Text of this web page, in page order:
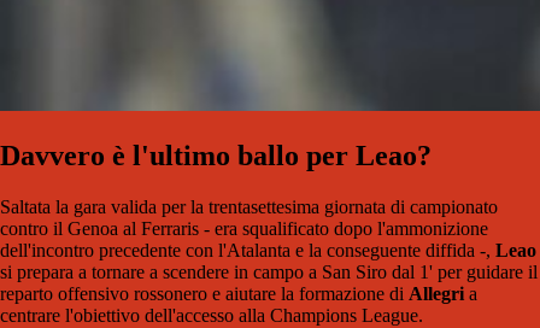
Davvero è l'ultimo ballo per Leao?
Saltata la gara valida per la trentasettesima giornata di campionato
contro il Genoa al Ferraris - era squalificato dopo l'ammonizione
dell'incontro precedente con l'Atalanta e la conseguente diffida -, Leao
si prepara a tornare a scendere in campo a San Siro dal 1' per guidare il
reparto offensivo rossonero e aiutare la formazione di Allegri a
centrare l'obiettivo dell'accesso alla Champions League.